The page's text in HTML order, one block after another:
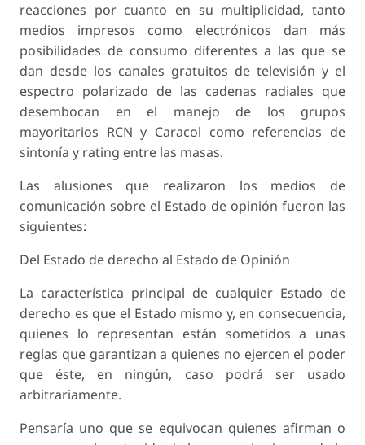
reacciones por cuanto en su multiplicidad, tanto
medios impresos como electrónicos dan más
posibilidades de consumo diferentes a las que se
dan desde los canales gratuitos de televisión y el
espectro polarizado de las cadenas radiales que
desembocan en el manejo de los grupos
mayoritarios RCN y Caracol como referencias de
sintonía y rating entre las masas.
Las alusiones que realizaron los medios de
comunicación sobre el Estado de opinión fueron las
siguientes:
Del Estado de derecho al Estado de Opinión
La característica principal de cualquier Estado de
derecho es que el Estado mismo y, en consecuencia,
quienes lo representan están sometidos a unas
reglas que garantizan a quienes no ejercen el poder
que éste, en ningún, caso podrá ser usado
arbitrariamente.
Pensaría uno que se equivocan quienes afirman o